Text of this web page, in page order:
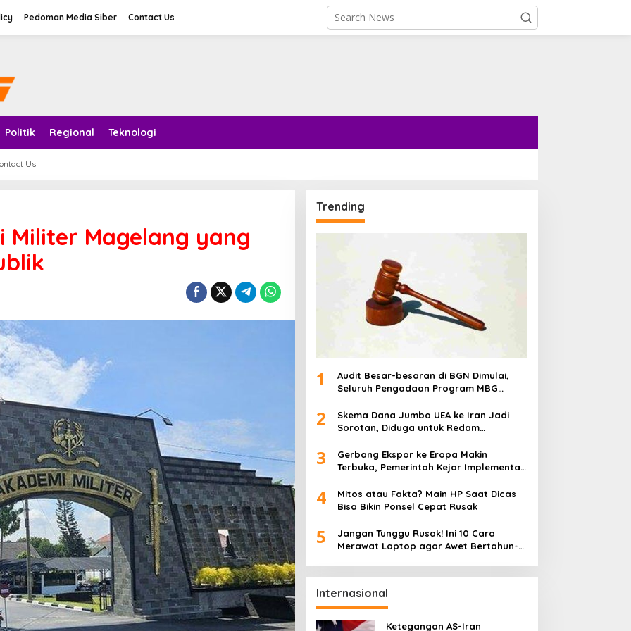
Pedoman Media Siber Contact Us
Politik Regional Teknologi
Us
Militer Magelang yang
Trending
1
Audit Besar-besaran di BGN Dimulai,
Seluruh Pengadaan Program MBG
2
Skema Dana Jumbo UEA ke Iran Jadi
Sorotan, Diduga untuk Redam
3
Gerbang Ekspor ke Eropa Makin
Terbuka, Pemerintah Kejar Implementasi
4
Mitos atau Fakta? Main HP Saat Dicas
Bisa Bikin Ponsel Cepat Rusak
5
Jangan Tunggu Rusak! Ini 10 Cara
Merawat Laptop agar Awet Bertahun-
Internasional
Ketegangan AS-Iran